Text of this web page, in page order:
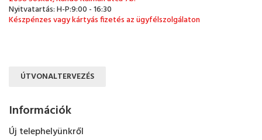
Nyitvatartás: H-P:9:00 - 16:30
Készpénzes vagy kártyás fizetés az ügyfélszolgálaton
ÚTVONALTERVEZÉS
Információk
Új telephelyünkről